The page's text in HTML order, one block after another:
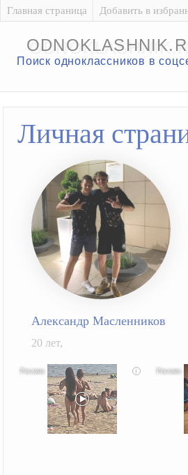
Главная страница Добавить в
Поиск одноклассников в
Личная
Александр Масленников
20 лет,
i